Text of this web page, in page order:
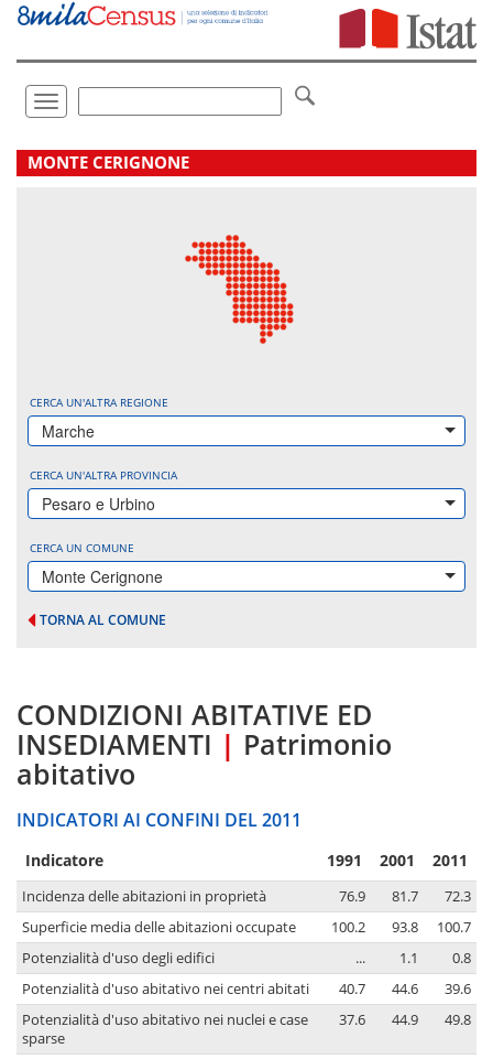
Vai
direttamente
Toggle
navigation
.
MONTE CERIGNONE
CERCA UN'ALTRA REGIONE
Marche
CERCA UN'ALTRA PROVINCIA
Pesaro e Urbino
CERCA UN COMUNE
Monte Cerignone
TORNA AL COMUNE
CONDIZIONI ABITATIVE ED
INSEDIAMENTI | Patrimonio
abitativo
INDICATORI AI CONFINI DEL 2011
Indicatore 1991 2001 2011
Incidenza delle abitazioni in proprietà 76.9 81.7
72.3
Superficie media delle abitazioni occupate
100.2 93.8
100.7
Potenzialità d'uso degli edifici
... 1.1
0.8
Potenzialità d'uso abitativo nei centri abitati
40.7 44.6
39.6
Potenzialità d'uso abitativo nei nuclei e case
sparse
37.6 44.9 49.8